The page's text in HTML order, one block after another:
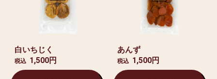
白いちじく
税込 1,500円
あんず
税込 1,500円